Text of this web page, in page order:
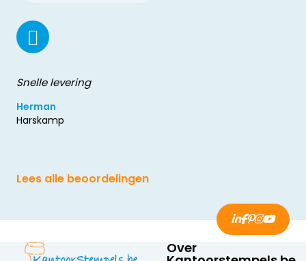
Snelle levering
Herman
Harskamp
Lees alle beoordelingen
Over